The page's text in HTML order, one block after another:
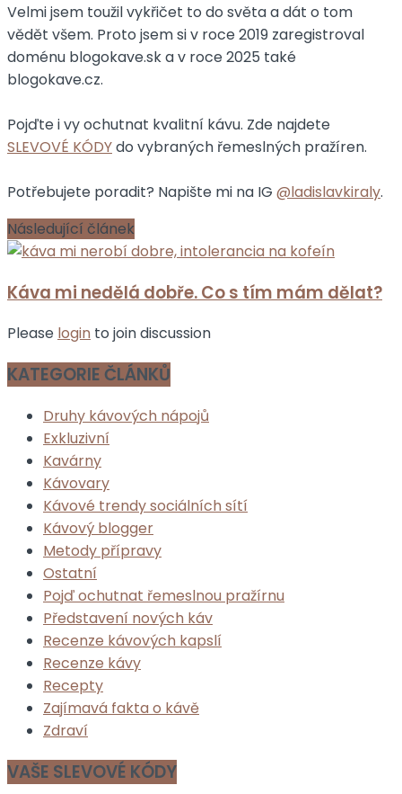
Velmi jsem toužil vykřičet to do světa a dát o tom
vědět všem. Proto jsem si v roce 2019 zaregistroval
doménu blogokave.sk a v roce 2025 také
blogokave.cz.
Pojďte i vy ochutnat kvalitní kávu. Zde najdete
SLEVOVÉ KÓDYdo vybraných řemeslných pražíren.
Potřebujete poradit? Napište mi na IG @ladislavkiraly.
Následující článek
Káva mi nedělá dobře. Co s tím mám dělat?
Please login to join discussion
KATEGORIE ČLÁNKŮ
Druhy kávových nápojů
Exkluzivní
Kavárny
Kávovary
Kávové trendy sociálních sítí
Kávový blogger
Metody přípravy
Ostatní
Pojď ochutnat řemeslnou pražírnu
Představení nových káv
Recenze kávových kapslí
Recenze kávy
Recepty
Zajímavá fakta o kávě
Zdraví
VAŠE SLEVOVÉ KÓDY